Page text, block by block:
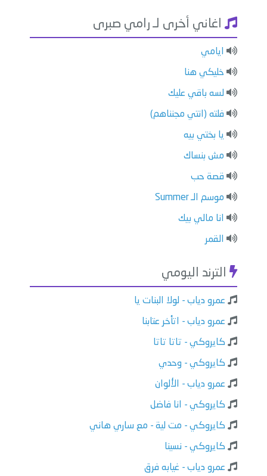
اغاني أخرى لـ رامي صبرى
ايامي
خليكي هنا
لسه باقي عليك
فلته (انتي مجنناهم)
يا بختي بيه
مش بنساك
قصة حب
موسم الـ Summer
انا مالي بيك
القمر
الترند اليومي
عمرو دياب - لولا البنات يا
عمرو دياب - اتأخر عتابنا
كايروكي - تاتا تاتا
كايروكي - وحدي
عمرو دياب - الألوان
كايروكي - انا فاضل
كايروكي - مت لية - مع ساري هاني
كايروكي - نسينا
عمرو دياب - غيابه فرق